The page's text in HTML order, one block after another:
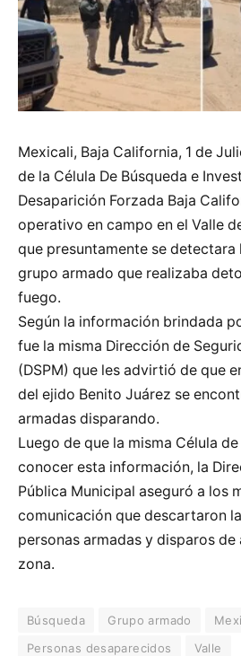
Mexicali, Baja California, 1 de
de la Célula De Búsqueda e
Desaparición Forzada Baja
operativo en campo en el Valle
que presuntamente se detectara
grupo armado que realizaba
fuego.
Según la información brindada
fue la misma Dirección de
(DSPM) que les advirtió de que
del ejido Benito Juárez se
armadas disparando.
Luego de que la misma Célula
conocer esta información, la
Pública Municipal aseguró a los
comunicación que descartaron
personas armadas y disparos de
zona.
Búsqueda Grupo armado
Personas desaparecidos
Valle